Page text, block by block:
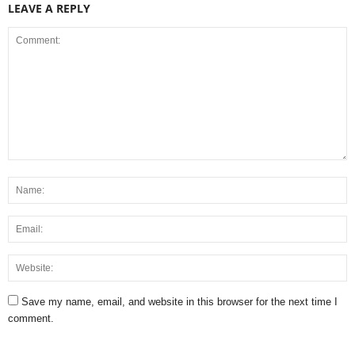
LEAVE A REPLY
Save my name, email, and website in this browser for the next time I
comment.